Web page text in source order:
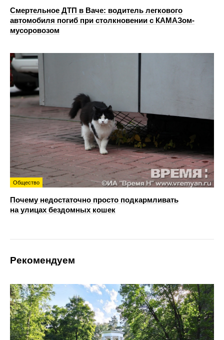
Смертельное ДТП в Ваче: водитель легкового
автомобиля погиб при столкновении с КАМАЗом-
мусоровозом
Общество
Почему недостаточно просто подкармливать
на улицах бездомных кошек
Рекомендуем